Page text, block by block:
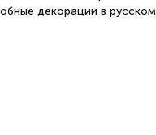
декорации в русском